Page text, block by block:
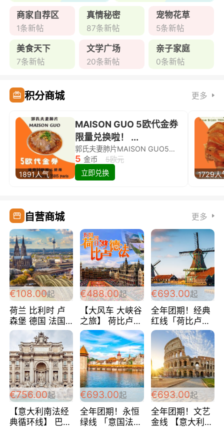
商家自荐区
1条新帖
真情秘密
87条新帖
宠物花草
5条新帖
美食天下
7条新帖
文学广场
20条新帖
亲子家庭
0条新帖
积分商城 更多
1891人气
MAISON GUO 5欧代金券
限量兑换啦！ ...
郭氏夫妻肺片MAISON GUO5欧代金券限量兑换啦！
5 金币
5欧元
立即兑换
1729人
自营商城 更多
€108.00起
荷兰 比利时 卢
森堡 德国 法国
超爽玩遍西欧 循
环线 全程四星宾
馆 108欧/人/天
€488.00起
【大风车 大峡谷
之旅】 荷比卢德
法 巴黎上下 经
典五国四日游
488欧/人
€693.00起
全年团期！经典
红线「荷比卢德
法」七天循环 五
国 仅售99欧/人/
天！巴黎上下！
包拼房~
€756.00起
【意大利南法经
典循环线】 巴黎
€693.00起
全年团期！永恒
绿线 「意国法
€693.00起
全年团期！文艺
金线 【意大利一